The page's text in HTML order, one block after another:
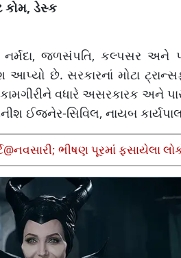
કોમ, ડેસ્ક
નર્મદા, જળસંપતિ, કલ્પસર અને
છે. સરકારનાં મોટા
વધારે અસરકારક અને
ઈજનેર-સિવિલ, નાયબ
ભીષણ પૂરમાં ફસાયેલા